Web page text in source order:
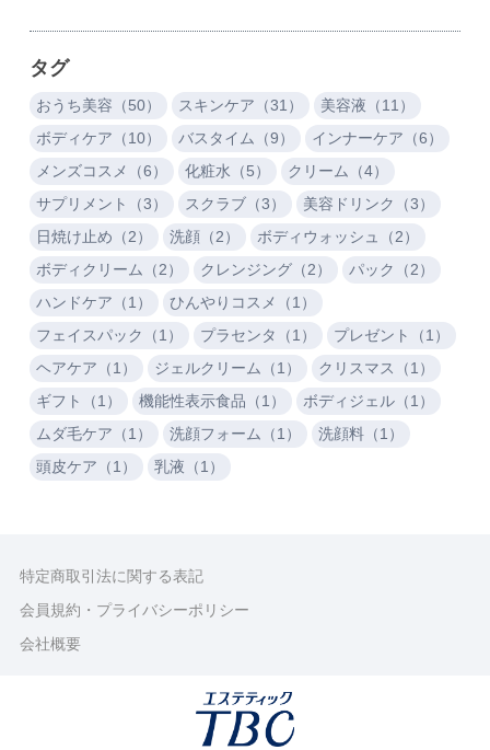
タグ
おうち美容（50） スキンケア（31）
美容液（11）
ボディケア（10）
バスタイム（9）
インナーケア（6）
メンズコスメ（6）
化粧水（5）
クリーム（4）
サプリメント（3）
スクラブ（3）
美容ドリンク（3）
日焼け止め（2）
洗顔（2）
ボディウォッシュ（2）
ボディクリーム（2）
クレンジング（2）
パック（2）
ハンドケア（1）
ひんやりコスメ（1）
フェイスパック（1）
プラセンタ（1）
プレゼント（1）
ヘアケア（1）
ジェルクリーム（1）
クリスマス（1）
ギフト（1）
機能性表示食品（1）
ボディジェル（1）
ムダ毛ケア（1）
洗顔フォーム（1）
洗顔料（1）
頭皮ケア（1）
乳液（1）
特定商取引法に関する表記
会員規約・プライバシーポリシー
会社概要